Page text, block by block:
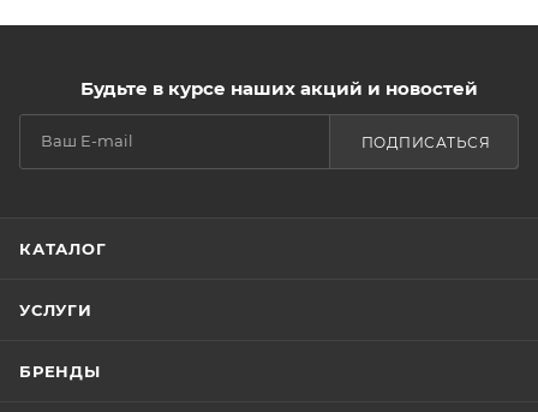
Будьте в курсе наших акций и новостей
ПОДПИСАТЬСЯ
КАТАЛОГ
УСЛУГИ
БРЕНДЫ